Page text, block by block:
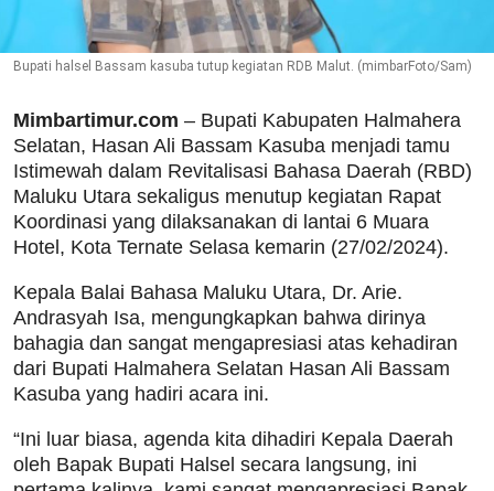
Bupati halsel Bassam kasuba tutup kegiatan RDB Malut. (mimbarFoto/Sam)
Mimbartimur.com – Bupati Kabupaten Halmahera
Selatan, Hasan Ali Bassam Kasuba menjadi tamu
Istimewah dalam Revitalisasi Bahasa Daerah (RBD)
Maluku Utara sekaligus menutup kegiatan Rapat
Koordinasi yang dilaksanakan di lantai 6 Muara
Hotel, Kota Ternate Selasa kemarin (27/02/2024).
Kepala Balai Bahasa Maluku Utara, Dr. Arie.
Andrasyah Isa, mengungkapkan bahwa dirinya
bahagia dan sangat mengapresiasi atas kehadiran
dari Bupati Halmahera Selatan Hasan Ali Bassam
Kasuba yang hadiri acara ini.
“Ini luar biasa, agenda kita dihadiri Kepala Daerah
oleh Bapak Bupati Halsel secara langsung, ini